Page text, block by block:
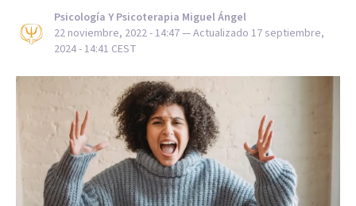
Psicología Y Psicoterapia Miguel Ángel
22 noviembre, 2022 - 14:47— Actualizado 17 septiembre,
2024 - 14:41 CEST